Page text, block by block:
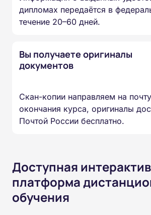
дипломах передаётся в
течение 20–60 дней.
Вы получаете оригиналы
документов
Скан-копии направляем на
окончания курса, оригиналы
Почтой России бесплатно.
Доступная
платформа
обучения